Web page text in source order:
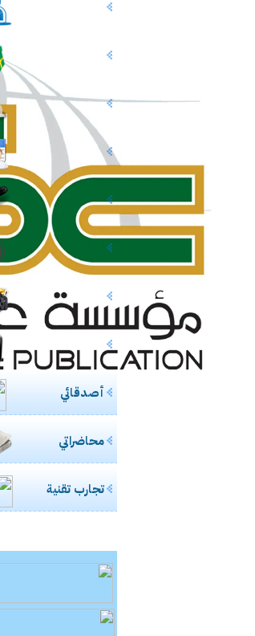
أنتاجي
أهتماماتي
إضاءات تقنية
افكار للمدونات
الصور تتكلم
أصدقائي
محاضراتي
تجارب تقنية